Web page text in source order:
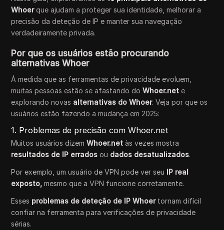
Whoerque ajudam a proteger sua identidade, melhorar a
precisão da deteção de IP e manter sua navegação
verdadeiramente privada.
Por que os usuários estão procurando
alternativas Whoer
À medida que as ferramentas de privacidade evoluem,
muitas pessoas estão se afastando doWhoer.net e
explorando novas alternativas do Whoer. Veja por que os
usuários estão fazendo a mudança em 2025:
1. Problemas de precisão com Whoer.net
Muitos usuários dizemWhoer.net às vezes mostra
resultados de IP errados ou dados desatualizados.
Por exemplo, um usuário de VPN pode ver seu IP real
exposto, mesmo que a VPN funcione corretamente.
Esses problemas de deteção de IP Whoertornam difícil
confiar na ferramenta para verificações de privacidade
sérias.